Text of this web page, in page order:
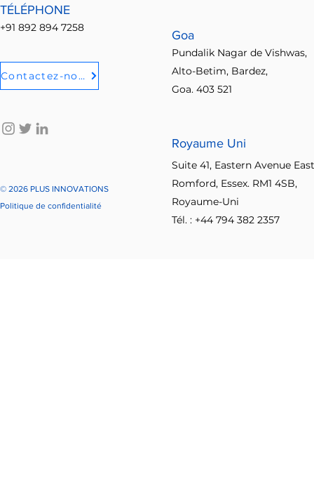
TÉLÉPHONE
+91 892 894 7258
Contactez-nous
© 2026 PLUS INNOVATIONS
Politique de confidentialité
Goa
Pundalik Nagar de Vishwas,
Alto-Betim, Bardez,
Goa. 403 521
Royaume Uni
Suite 41, Eastern Avenue
Romford, Essex. RM1 4SB,
Royaume-Uni
Tél. : +44 794 382 2357